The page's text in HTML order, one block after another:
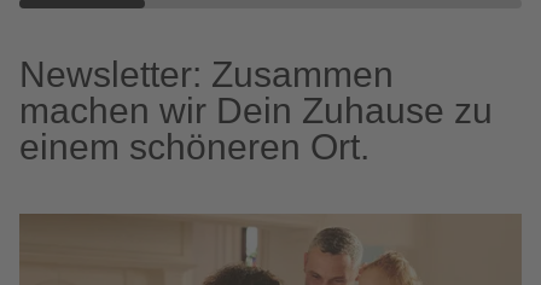
Newsletter: Zusammen
machen wir Dein Zuhause zu
einem schöneren Ort.